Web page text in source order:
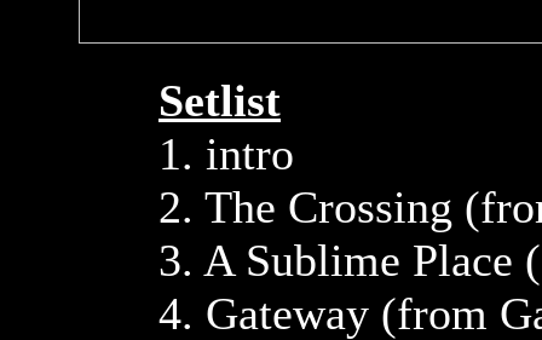
Setlist
1. intro
2. The Crossing
3. A Sublime Place
4. Gateway (from